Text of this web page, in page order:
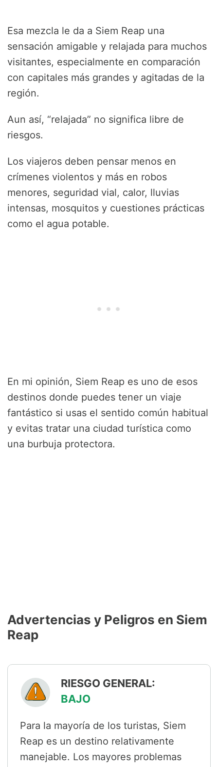
Esa mezcla le da a Siem Reap una
sensación amigable y relajada para muchos
visitantes, especialmente en comparación
con capitales más grandes y agitadas de la
región.
Aun así, “relajada” no significa libre de
riesgos.
Los viajeros deben pensar menos en
crímenes violentos y más en robos
menores, seguridad vial, calor, lluvias
intensas, mosquitos y cuestiones prácticas
como el agua potable.
En mi opinión, Siem Reap es uno de esos
destinos donde puedes tener un viaje
fantástico si usas el sentido común habitual
y evitas tratar una ciudad turística como
una burbuja protectora.
Advertencias y Peligros en Siem
Reap
RIESGO GENERAL:
BAJO
Para la mayoría de los turistas, Siem
Reap es un destino relativamente
manejable. Los mayores problemas